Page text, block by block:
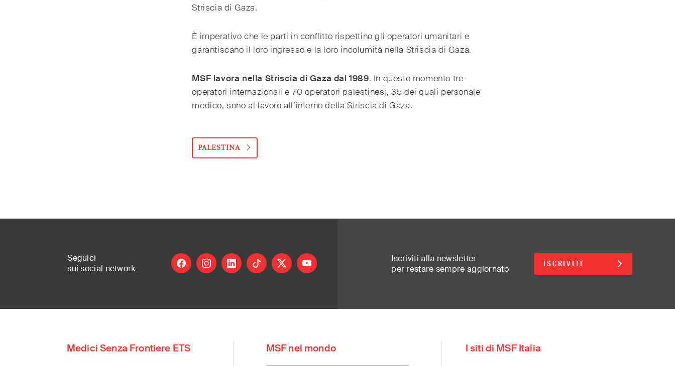
Striscia di Gaza.
È imperativo che le parti in conflitto rispettino gli operatori umanitari e
garantiscano il loro ingresso e la loro incolumità nella Striscia di Gaza.
MSF lavora nella Striscia di Gaza dal 1989. In questo momento tre
operatori internazionali e 70 operatori palestinesi, 35 dei quali personale
medico, sono al lavoro all’interno della Striscia di Gaza.
PALESTINA
Seguici
sui social network
facebookinstagramlinkedintiktok X youtube
Iscriviti alla newsletter
per restare sempre aggiornato
ISCRIVITI
Medici Senza Frontiere ETS MSF nel mondo I siti di MSF Italia
MSF Italia is part of a global network delivering medical aid